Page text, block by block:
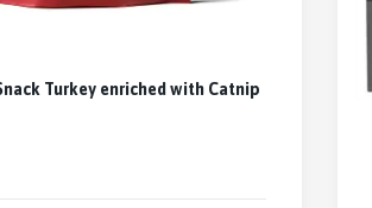
Turkey enriched with Catnip